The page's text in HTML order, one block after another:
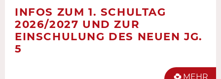
INFOS ZUM 1. SCHULTAG
2026/2027 UND ZUR
EINSCHULUNG DES NEUEN JG.
5
MEHR